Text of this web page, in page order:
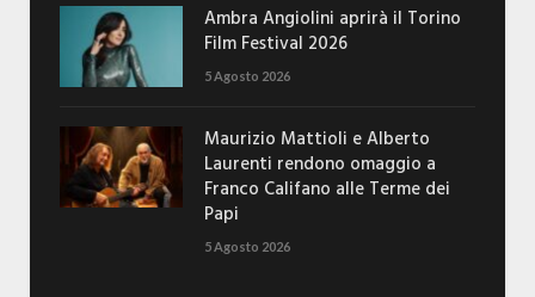
Ambra Angiolini aprirà il Torino
Film Festival 2026
5 Agosto 2026
Maurizio Mattioli e Alberto
Laurenti rendono omaggio a
Franco Califano alle Terme dei
Papi
5 Agosto 2026